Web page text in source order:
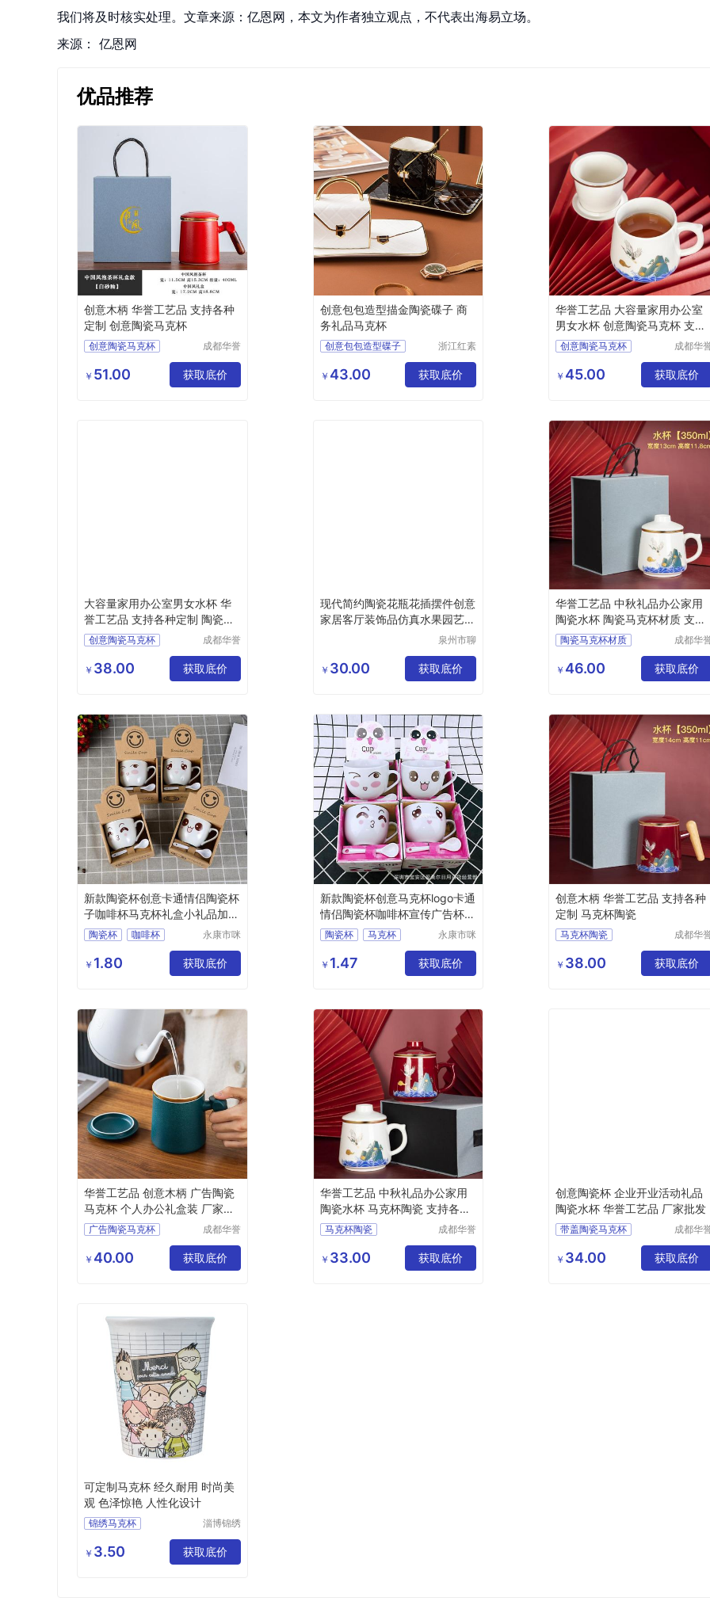
我们将及时核实处理。文章来源：亿恩网，本文为作者独立观点，不代表出海易立场。
来源： 亿恩网
优品推荐
创意木柄 华誉工艺品 支持各种
定制 创意陶瓷马克杯
创意陶瓷马克杯
国风泡茶杯
成都华誉
限公司
￥ 51.00 获取底价
创意包包造型描金陶瓷碟子 商
务礼品马克杯
创意包包造型碟子
陶瓷碟子
浙江红素
公司
￥ 43.00 获取底价
华誉工艺品 大容量家用办公室
男女水杯 创意陶瓷马克杯 支持
各种定制
创意陶瓷马克杯
陶瓷杯马克杯
成都华
限公司
￥ 45.00 获取底价
大容量家用办公室男女水杯 华
誉工艺品 支持各种定制 陶瓷马
克杯
创意陶瓷马克杯
陶瓷创意马克杯
成都华誉
限公司
￥ 38.00 获取底价
现代简约陶瓷花瓶花插摆件创意
家居客厅装饰品仿真水果园艺摆
泉州市聊
品有限公
司
￥ 30.00 获取底价
华誉工艺品 中秋礼品办公家用
陶瓷水杯 陶瓷马克杯材质 支持
各种定制
陶瓷马克杯材质
白色陶瓷马克杯
成都华
限公司
￥ 46.00 获取底价
新款陶瓷杯创意卡通情侣陶瓷杯
子咖啡杯马克杯礼盒小礼品加印
logo
陶瓷杯
咖啡杯
永康市咪
品厂
￥ 1.80 获取底价
新款陶瓷杯创意马克杯logo卡通
情侣陶瓷杯咖啡杯宣传广告杯子
批发
陶瓷杯
马克杯
永康市咪
品厂
￥ 1.47 获取底价
创意木柄 华誉工艺品 支持各种
定制 马克杯陶瓷
马克杯陶瓷
陶瓷马克杯品牌
成都华
限公司
￥ 38.00 获取底价
华誉工艺品 创意木柄 广告陶瓷
马克杯 个人办公礼盒装 厂家货
源广告陶瓷马克杯
陶瓷马克杯介绍
成都华誉
限公司
￥ 40.00 获取底价
华誉工艺品 中秋礼品办公家用
陶瓷水杯 马克杯陶瓷 支持各种
定制
马克杯陶瓷
陶瓷马克杯厂家
成都华誉
限公司
￥ 33.00 获取底价
创意陶瓷杯 企业开业活动礼品
陶瓷水杯 华誉工艺品 厂家批发
带盖陶瓷马克杯
陶瓷马克杯定制
成都华
限公司
￥ 34.00 获取底价
可定制马克杯 经久耐用 时尚美
观 色泽惊艳 人性化设计
锦绣马克杯
锦绣出售马克杯
马克杯
淄博锦绣
公司
￥ 3.50 获取底价